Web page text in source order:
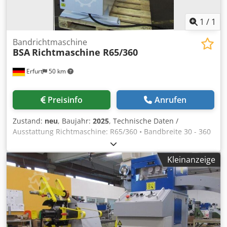
1 / 1
Erfurt 50 km
Bandrichtmaschine
BSA Richtmaschine R65/360
Preisinfo Anrufen
Zustand: neu, Baujahr: 2025, Technische Daten /
Ausstattung Richtmaschine: R65/360 • Bandbreite 30 - 360
mm • Banddicke von-bis 0,6 - 4,0 mm • Durchlass
Banddicke max. 4,00 mm • Max. Richtquerschnitt: 800
mm2 bei R02=350 Nmm2 bzw. 150 x 4 mm •
Richtgeschwindigkeit: 2 - 20 m/min • Richtwalzenzahl: 7 •
Richtwalzendurchmesser: 65 mm • Zugwalzenzahl: 2 •
Zugwalzendurchmesser: 65 mm • Motorleistung: 2,2
kW/3x400V RK Maschinenkörper in sehr stabiler und
verwindungsfreier Schweißkonstruktion RZ Richt- und
Kleinanzeige